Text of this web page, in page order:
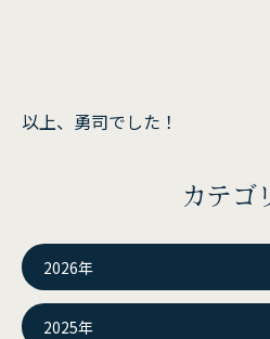
以上、勇司でした！
カテゴ
2026年
2025年